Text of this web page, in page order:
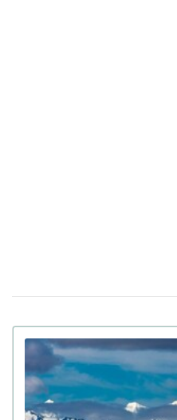
25-річній дівчині провели
23 березня 10:14 Світ на межі
колапс на ринку добрив
20 березня 17:42 Українські
союзників США на